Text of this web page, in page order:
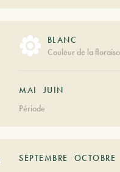
BLANC
Couleur de la
MAI
JUIN
Période
SEPTEMBRE
OCTOBRE